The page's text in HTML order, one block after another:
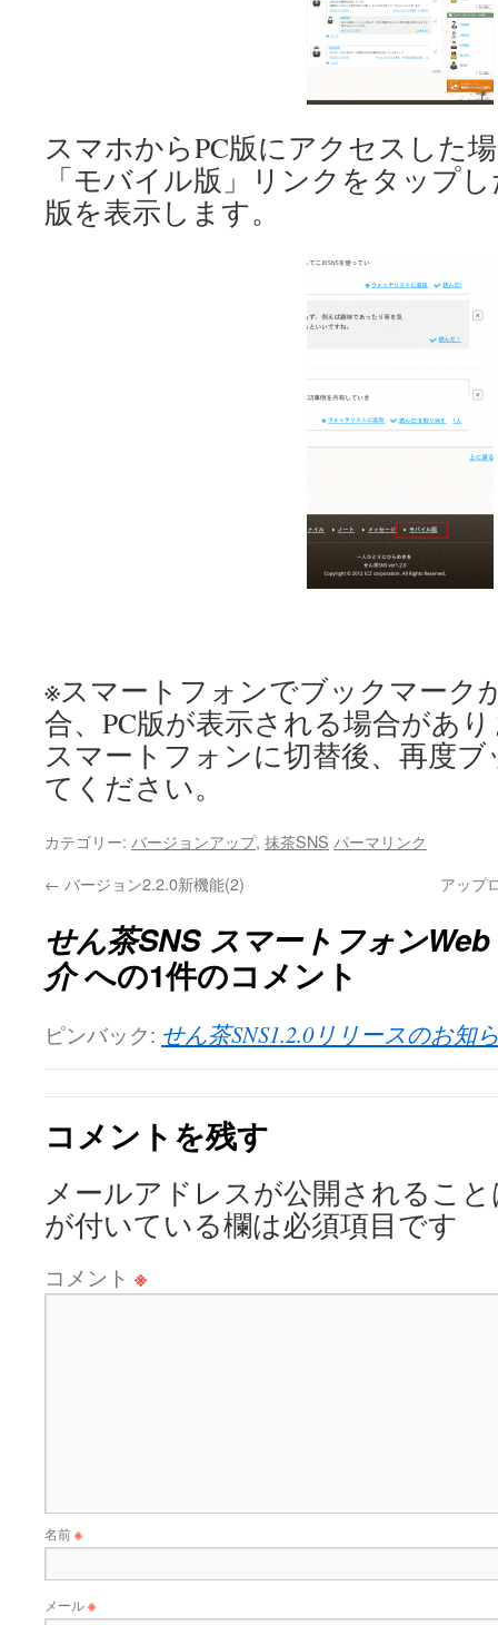
スマホからPC版にアクセスした
「モバイル版」リンクをタップ
版を表示します。
※スマートフォンでブックマーク
合、PC版が表示される場合があ
スマートフォンに切替後、再度
てください。
カテゴリー: バージョンアップ, 抹茶SNS パーマリンク
← バージョン2.2.0新機能(2) アップ
せん茶SNS スマートフォン
介への1件のコメント
ピンバック: せん茶SNS1.2.0リリースのお知
コメントを残す
メールアドレスが公開されるこ
が付いている欄は必須項目です
コメント ※
名前※
メール※